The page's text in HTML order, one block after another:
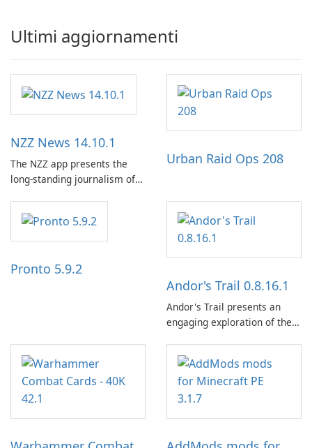
Ultimi aggiornamenti
NZZ News 14.10.1
The NZZ app presents the
long-standing journalism of
and a liberal outlook that
embraces diverse opinion.
Urban Raid Ops 208
Pronto 5.9.2
Andor's Trail 0.8.16.1
Andor's Trail presents an
engaging exploration of the
centered around the pursuit
of your brother, Andor,
through a quest-driven
narrative inspired by classic